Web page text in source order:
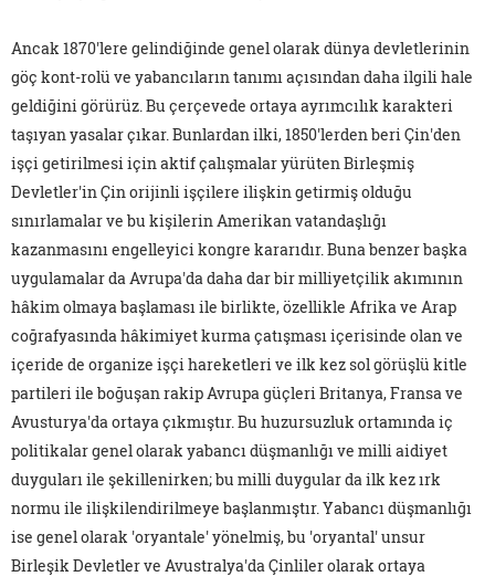
Ancak 1870'lere gelindiğinde genel olarak dünya devletlerinin
göç kont-rolü ve yabancıların tanımı açısından daha ilgili hale
geldiğini görürüz. Bu çerçevede ortaya ayrımcılık karakteri
taşıyan yasalar çıkar. Bunlardan ilki, 1850'lerden beri Çin'den
işçi getirilmesi için aktif çalışmalar yürüten Birleşmiş
Devletler'in Çin orijinli işçilere ilişkin getirmiş olduğu
sınırlamalar ve bu kişilerin Amerikan vatandaşlığı
kazanmasını engelleyici kongre kararıdır. Buna benzer başka
uygulamalar da Avrupa'da daha dar bir milliyetçilik akımının
hâkim olmaya başlaması ile birlikte, özellikle Afrika ve Arap
coğrafyasında hâkimiyet kurma çatışması içerisinde olan ve
içeride de organize işçi hareketleri ve ilk kez sol görüşlü kitle
partileri ile boğuşan rakip Avrupa güçleri Britanya, Fransa ve
Avusturya'da ortaya çıkmıştır. Bu huzursuzluk ortamında iç
politikalar genel olarak yabancı düşmanlığı ve milli aidiyet
duyguları ile şekillenirken; bu milli duygular da ilk kez ırk
normu ile ilişkilendirilmeye başlanmıştır. Yabancı düşmanlığı
ise genel olarak 'oryantale' yönelmiş, bu 'oryantal' unsur
Birleşik Devletler ve Avustralya'da Çinliler olarak ortaya